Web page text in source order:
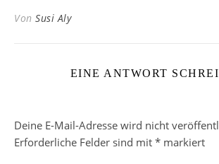
Von Susi Aly
EINE ANTWORT
Deine E-Mail-Adresse wird nicht
Erforderliche Felder sind mit * markiert